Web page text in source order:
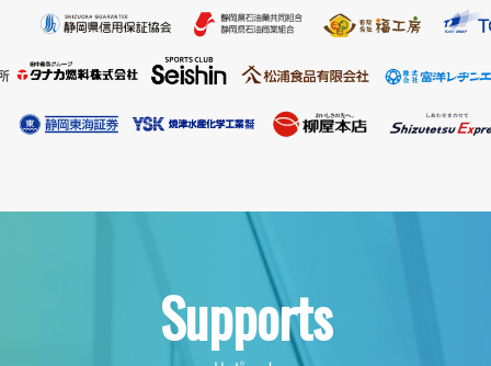
Supports